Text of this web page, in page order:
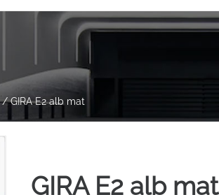
/ GIRA E2 alb mat
GIRA E2 alb mat